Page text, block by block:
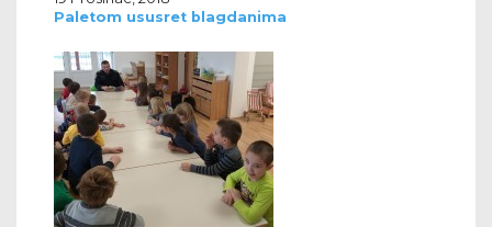
Paletom ususret blagdanima